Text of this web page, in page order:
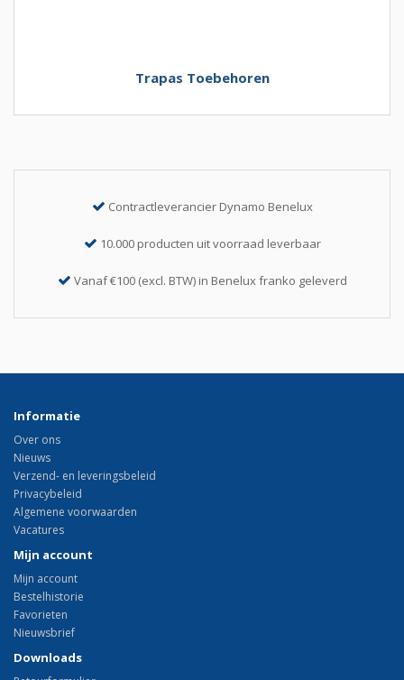
Trapas Toebehoren
Contractleverancier Dynamo Benelux
10.000 producten uit voorraad leverbaar
Vanaf €100 (excl. BTW) in Benelux franko geleverd
Informatie
Over ons
Nieuws
Verzend- en leveringsbeleid
Privacybeleid
Algemene voorwaarden
Vacatures
Mijn account
Mijn account
Bestelhistorie
Favorieten
Nieuwsbrief
Downloads